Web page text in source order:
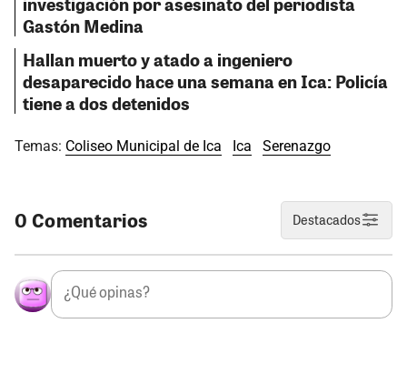
Gastón Medina
Hallan muerto y atado a ingeniero
desaparecido hace una semana en Ica: Policía
tiene a dos detenidos
Temas: Coliseo Municipal de Ica Ica Serenazgo
0 Comentarios Destacados